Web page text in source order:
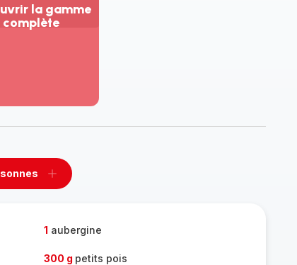
la gamme
complète
Ajouter
1 aubergine
300 g petits pois